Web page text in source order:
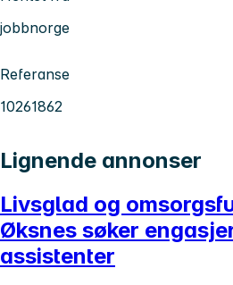
jobbnorge
Referanse
10261862
Lignende annonser
Livsglad og
Øksnes søker
assistenter